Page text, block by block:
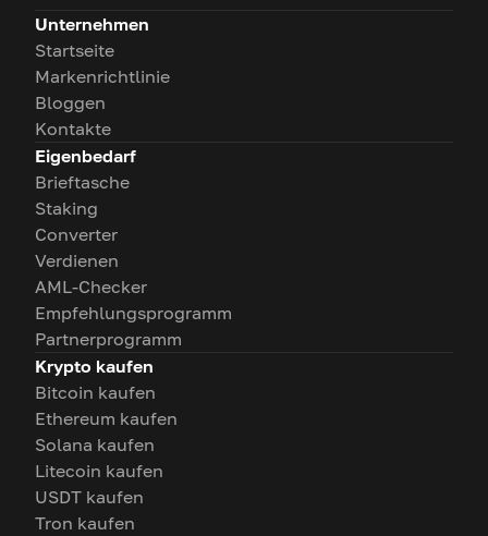
Unternehmen
Startseite
Markenrichtlinie
Bloggen
Kontakte
Eigenbedarf
Brieftasche
Staking
Converter
Verdienen
AML-Checker
Empfehlungsprogramm
Partnerprogramm
Krypto kaufen
Bitcoin kaufen
Ethereum kaufen
Solana kaufen
Litecoin kaufen
USDT kaufen
Tron kaufen